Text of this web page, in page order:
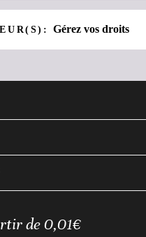
Gérez vos droits
de 0,01€